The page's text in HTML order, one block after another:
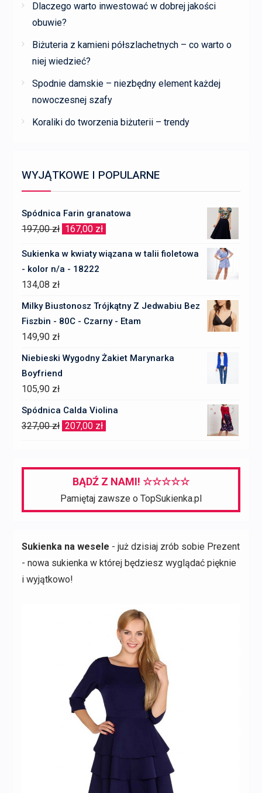
Dlaczego warto inwestować w dobrej jakości
obuwie?
Biżuteria z kamieni półszlachetnych – co warto o
niej wiedzieć?
Spodnie damskie – niezbędny element każdej
nowoczesnej szafy
Koraliki do tworzenia biżuterii – trendy
WYJĄTKOWE I POPULARNE
Spódnica Farin granatowa
197,00zł Pierwotna
wynosiła:
167,00 zł
wynosi:
Sukienka w kwiaty wiązana w talii fioletowa
- kolor n/a - 18222
134,08 zł
Milky Biustonosz Trójkątny Z Jedwabiu Bez
Fiszbin - 80C - Czarny - Etam
149,90 zł
Niebieski Wygodny Żakiet Marynarka
Boyfriend
105,90 zł
Spódnica Calda Violina
327,00zł Pierwotna
327,00 zł.
207,00 zł
BĄDŹ Z NAMI! ☆☆☆☆☆
Pamiętaj zawsze o TopSukienka.pl
Sukienka na wesele - już dzisiaj zrób sobie Prezent
- nowa sukienka w której będziesz wyglądać pięknie
i wyjątkowo!